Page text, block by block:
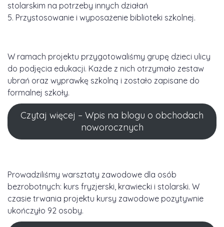
stolarskim na potrzeby innych działań
5. Przystosowanie i wyposażenie biblioteki szkolnej.
W ramach projektu przygotowaliśmy grupę dzieci ulicy
do podjęcia edukacji. Każde z nich otrzymało zestaw
ubrań oraz wyprawkę szkolną i zostało zapisane do
formalnej szkoły.
Czytaj więcej – Wpis na blogu o obchodach
noworocznych
Prowadziliśmy warsztaty zawodowe dla osób
bezrobotnych: kurs fryzjerski, krawiecki i stolarski. W
czasie trwania projektu kursy zawodowe pozytywnie
ukończyło 92 osoby.